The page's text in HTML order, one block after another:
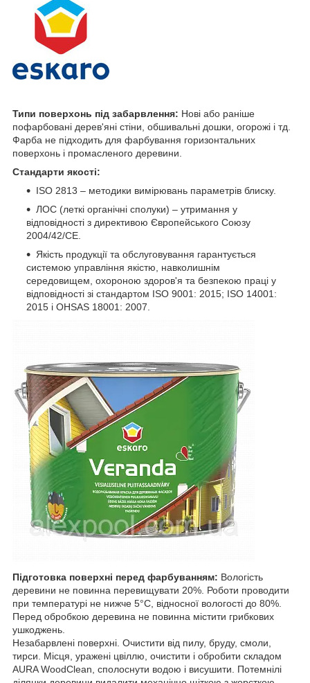
Типи поверхонь під забарвлення: Нові або раніше
пофарбовані дерев'яні стіни, обшивальні дошки, огорожі і тд.
Фарба не підходить для фарбування горизонтальних
поверхонь і промасленого деревини.
Стандарти якості:
ISO 2813 – методики вимірювань параметрів блиску.
ЛОС (леткі органічні сполуки) – утримання у
відповідності з директивою Європейського Союзу
2004/42/CE.
Якість продукції та обслуговування гарантується
системою управління якістю, навколишнім
середовищем, охороною здоров'я та безпекою праці у
відповідності зі стандартом ISO 9001: 2015; ISO 14001:
2015 і OHSAS 18001: 2007.
Підготовка поверхні перед фарбуванням: Вологість
деревини не повинна перевищувати 20%. Роботи проводити
при температурі не нижче 5°C, відносної вологості до 80%.
Перед обробкою деревина не повинна містити грибкових
ушкоджень.
Незабарвлені поверхні. Очистити від пилу, бруду, смоли,
тирси. Місця, уражені цвіллю, очистити і обробити складом
AURA WoodClean, сполоснути водою і висушити. Потемнілі